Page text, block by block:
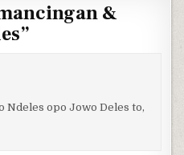
&
”
Ndeles opo Jowo Deles to,